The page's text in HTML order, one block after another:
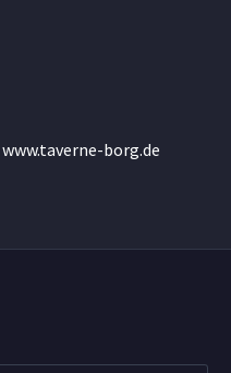
www.taverne-borg.de